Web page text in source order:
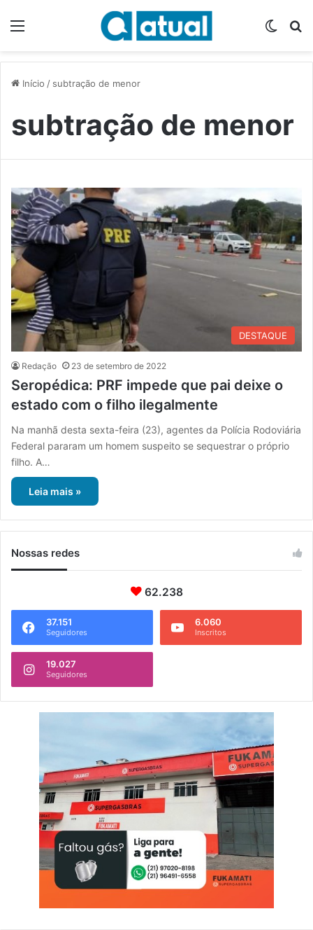
Início / subtração de menor
subtração de menor
DESTAQUE
Redação 23 de setembro de 2022
Seropédica: PRF impede que pai deixe o
estado com o filho ilegalmente
Na manhã desta sexta-feira (23), agentes da Polícia Rodoviária
Federal pararam um homem suspeito se sequestrar o próprio
filho. A…
Leia mais »
Nossas redes
62.238
37.151
Seguidores
6.060
Inscritos
19.027
Seguidores